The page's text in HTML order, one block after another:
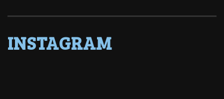
INSTAGRAM